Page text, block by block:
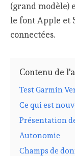
(grand modèle)
le font Apple et
connectées.
Contenu de
Test Garmin
Ce qui est
Présentation
Autonomie
Champs de